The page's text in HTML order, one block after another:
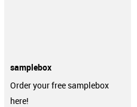
samplebox
Order your free samplebox
here!